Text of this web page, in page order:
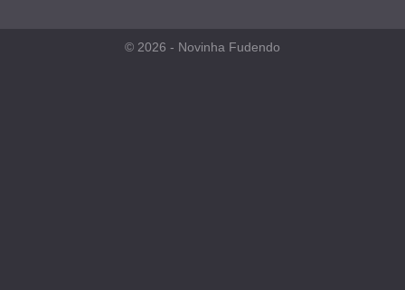
© 2026 - Novinha Fudendo